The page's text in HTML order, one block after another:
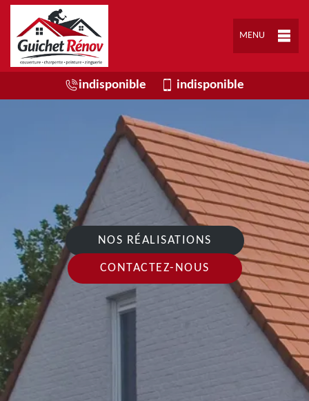
MENU
indisponible indisponible
NOS RÉALISATIONS
CONTACTEZ-NOUS